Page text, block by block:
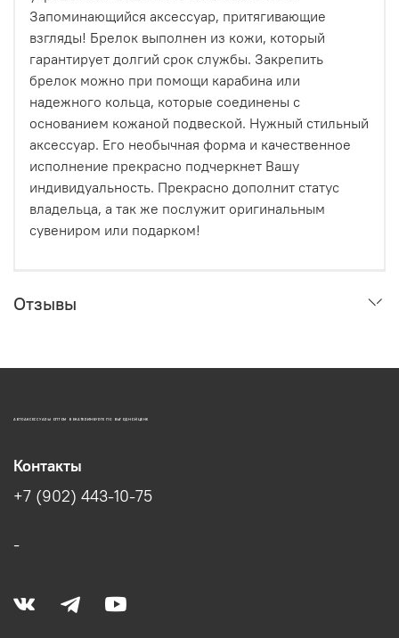
Запоминающийся аксессуар, притягивающие
взгляды! Брелок выполнен из кожи, который
гарантирует долгий срок службы. Закрепить
брелок можно при помощи карабина или
надежного кольца, которые соединены с
основанием кожаной подвеской. Нужный стильный
аксессуар. Его необычная форма и качественное
исполнение прекрасно подчеркнет Вашу
индивидуальность. Прекрасно дополнит статус
владельца, а так же послужит оригинальным
сувениром или подарком!
Отзывы
АВТОАКСЕССУАРЫ ОПТОМ В ЕКАТЕРИНБУРГЕ ПО ВЫГОДНОЙ ЦЕНЕ
Контакты
+7 (902) 443-10-75
-